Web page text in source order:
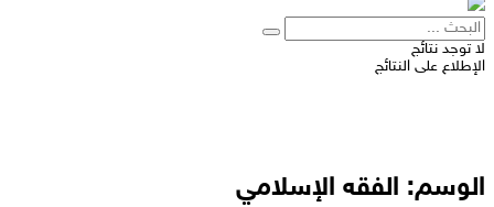
لا توجد نتائج
الإطلاع على النتائج
الوسم: الفقه الإسلامي